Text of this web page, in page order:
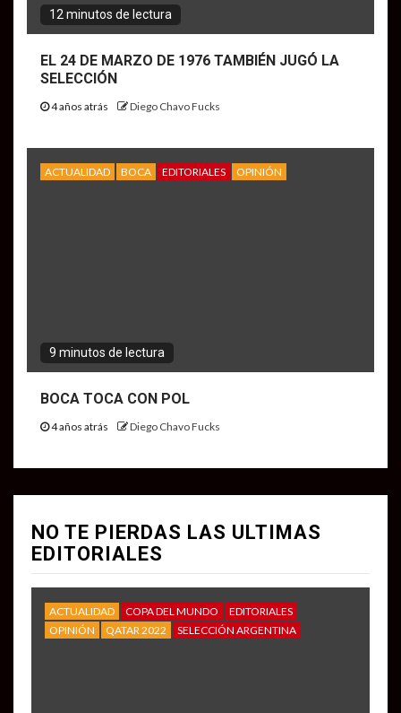
12 minutos de lectura
EL 24 DE MARZO DE 1976 TAMBIÉN JUGÓ LA
SELECCIÓN
4 años atrás Diego Chavo Fucks
ACTUALIDAD BOCA EDITORIALES OPINIÓN
9 minutos de lectura
BOCA TOCA CON POL
4 años atrás Diego Chavo Fucks
NO TE PIERDAS LAS ULTIMAS
EDITORIALES
ACTUALIDAD COPA DEL MUNDO
EDITORIALES
OPINIÓN
QATAR 2022 SELECCIÓN ARGENTINA